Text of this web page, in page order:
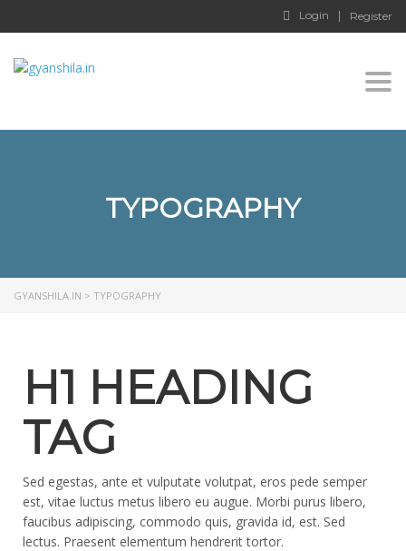
Login Register
TYPOGRAPHY
GYANSHILA.IN > TYPOGRAPHY
H1 HEADING
TAG
Sed egestas, ante et vulputate volutpat, eros pede semper
est, vitae luctus metus libero eu augue. Morbi purus libero,
faucibus adipiscing, commodo quis, gravida id, est. Sed
lectus. Praesent elementum hendrerit tortor.